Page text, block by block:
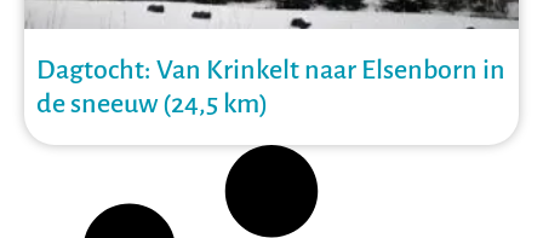
Dagtocht: Van Krinkelt naar Elsenborn in
de sneeuw (24,5 km)